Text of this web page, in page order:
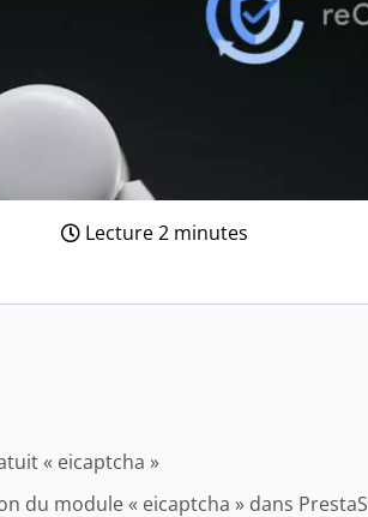
Lecture 2 minutes
« eicaptcha »
du module « eicaptcha » dans